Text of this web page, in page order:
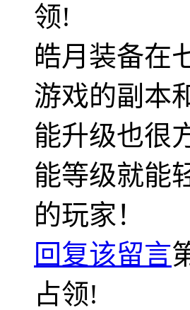
领!
皓月装备在
游戏的副本
能升级也很
能等级就能
的玩家！
回复该留言
占领!